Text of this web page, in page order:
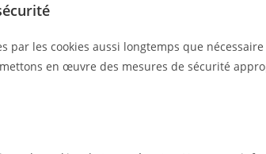
par les cookies aussi longtemps que
en œuvre des mesures de sécurité